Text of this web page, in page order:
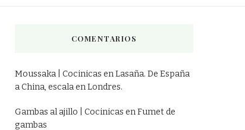
COMENTARIOS
Moussaka | Cocinicas enLasaña. De España
a China, escala en Londres.
Gambas al ajillo | Cocinicas enFumet de
gambas